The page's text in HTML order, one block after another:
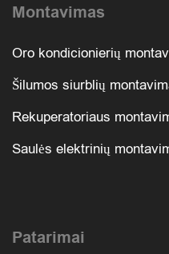
Montavimas
Oro kondicionierių
Šilumos siurblių
Rekuperatoriaus
Saulės elektrinių
Patarimai